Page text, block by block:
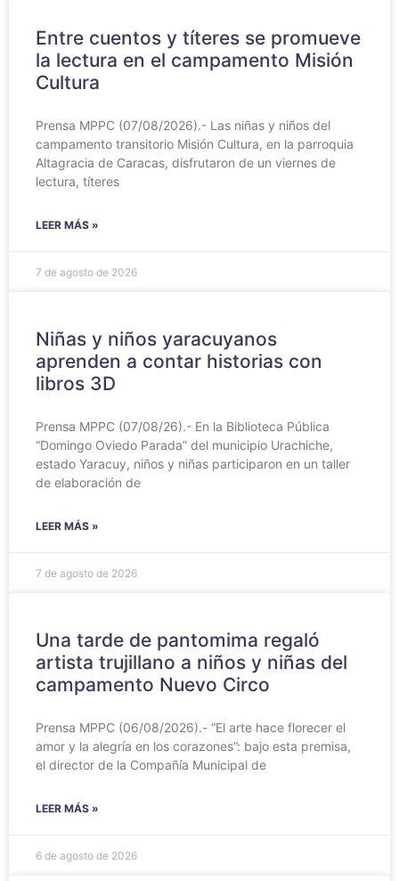
Entre cuentos y títeres se promueve
la lectura en el campamento Misión
Cultura
Prensa MPPC (07/08/2026).- Las niñas y niños del
campamento transitorio Misión Cultura, en la parroquia
Altagracia de Caracas, disfrutaron de un viernes de
lectura, títeres
LEER MÁS »
7 de agosto de 2026
Niñas y niños yaracuyanos
aprenden a contar historias con
libros 3D
Prensa MPPC (07/08/26).- En la Biblioteca Pública
“Domingo Oviedo Parada” del municipio Urachiche,
estado Yaracuy, niños y niñas participaron en un taller
de elaboración de
LEER MÁS »
7 de agosto de 2026
Una tarde de pantomima regaló
artista trujillano a niños y niñas del
campamento Nuevo Circo
Prensa MPPC (06/08/2026).- “El arte hace florecer el
amor y la alegría en los corazones”: bajo esta premisa,
el director de la Compañía Municipal de
LEER MÁS »
6 de agosto de 2026